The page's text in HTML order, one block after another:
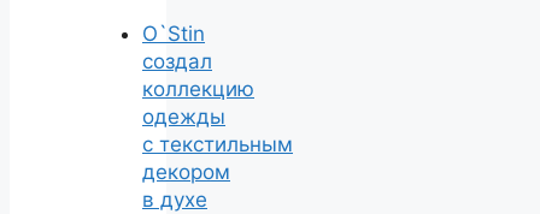
O`Stin
создал
коллекцию
одежды
с текстильным
декором
в духе